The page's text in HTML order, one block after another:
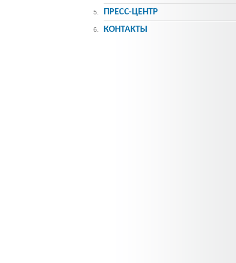
5. ПРЕСС-ЦЕНТР
6. КОНТАКТЫ